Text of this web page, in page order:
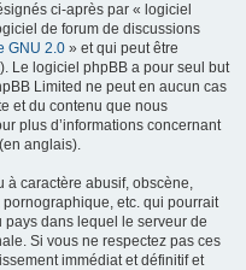
ci-après par « logiciel
de forum de discussions
GNU 2.0 » et qui peut être
Le logiciel phpBB a pour seul but
Limited ne peut en aucun cas
et du contenu que nous
plus d’informations concernant
(en anglais).
à caractère abusif, obscène,
etc. qui pourrait
dans lequel le serveur de
Si vous ne respectez pas ces
immédiat et définitif et